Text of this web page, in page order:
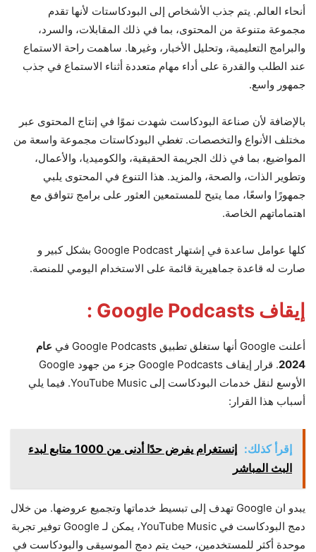
أنحاء العالم. يتم جذب الأشخاص إلى البودكاستات لأنها تقدم
مجموعة متنوعة من المحتوى، بما في ذلك المقابلات، والسرد،
والبرامج التعليمية، وتحليل الأخبار، وغيرها. ساهمت راحة الاستماع
عند الطلب والقدرة على أداء مهام متعددة أثناء الاستماع في جذب
جمهور واسع.
بالإضافة لأن صناعة البودكاست شهدت نموًا في إنتاج المحتوى عبر
مختلف الأنواع والتخصصات. تغطي البودكاستات مجموعة واسعة من
المواضيع، بما في ذلك الجريمة الحقيقية، والكوميديا، والأعمال،
وتطوير الذات، والصحة، والمزيد. هذا التنوع في المحتوى يلبي
جمهورًا واسعًا، مما يتيح للمستمعين العثور على برامج تتوافق مع
اهتماماتهم الخاصة.
كلها عوامل ساعدة في إشتهار Google Podcast بشكل كبير و
صارت له قاعدة جماهيرية قائمة على الاستخدام اليومي للمنصة.
إيقاف Google Podcasts :
أعلنت Google أنها ستغلق تطبيق Google Podcasts في
عام
2024
. قرار إيقاف Google Podcasts جزء من جهود Google
الأوسع لنقل خدمات البودكاست إلى YouTube Music. فيما يلي
أسباب هذا القرار:
إقرأ كذلك:
إنستغرام يفرض حدًا أدنى من 1000 متابع لبدء
البث المباشر
يبدو ان Google تهدف إلى تبسيط خدماتها وتجميع عروضها. من خلال
دمج البودكاست في YouTube Music، يمكن لـ Google توفير تجربة
موحدة أكثر للمستخدمين، حيث يتم دمج الموسيقى والبودكاست في